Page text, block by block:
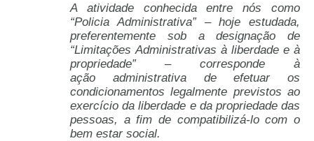
A atividade conhecida entre nós como
“Policia Administrativa” – hoje estudada,
preferentemente sob a designação de
“Limitações Administrativas à liberdade e à
propriedade” – corresponde à
ação administrativa de efetuar os
condicionamentos legalmente previstos ao
exercício da liberdade e da propriedade das
pessoas, a fim de compatibilizá-lo com o
bem estar social.